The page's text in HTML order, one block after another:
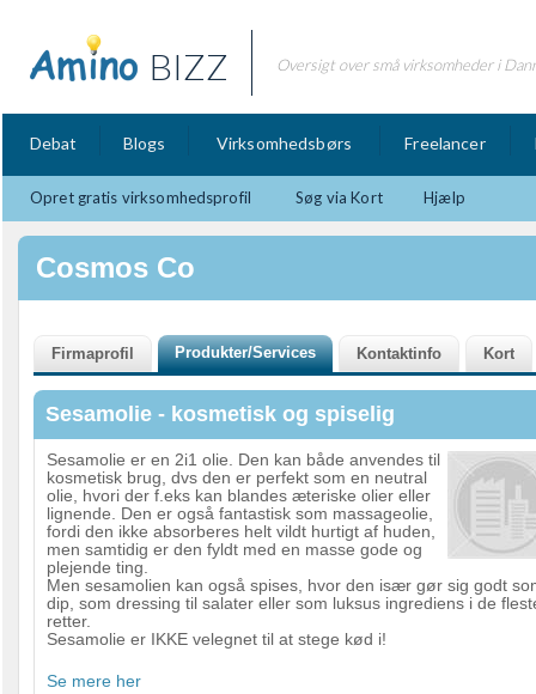
BIZZ Oversigt over små virksomheder i
Debat Blogs Virksomhedsbørs Freelancer
Opret gratis virksomhedsprofil Søg via Kort Hjælp
Cosmos Co
Sesamolie - kosmetisk og spiselig
Sesamolie er en 2i1 olie. Den kan både anvendes til
kosmetisk brug, dvs den er perfekt som en neutral
olie, hvori der f.eks kan blandes æteriske olier eller
lignende. Den er også fantastisk som massageolie,
fordi den ikke absorberes helt vildt hurtigt af huden,
men samtidig er den fyldt med en masse gode og
plejende ting.
Men sesamolien kan også spises, hvor den især gør sig godt
dip, som dressing til salater eller som luksus ingrediens i de
retter.
Sesamolie er IKKE velegnet til at stege kød i!
Se mere her